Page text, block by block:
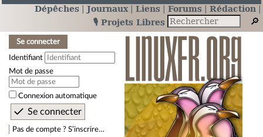
Dépêches Journaux Liens Forums
Rédaction
🎙️ Projets Libres
Se connecter
Identifiant
Mot de passe
Connexion automatique
Pas de compte ? S’inscrire…